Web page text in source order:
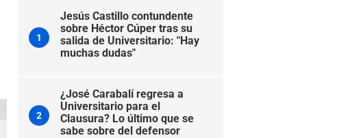
1
Jesús Castillo contundente
sobre Héctor Cúper tras su
salida de Universitario: "Hay
muchas dudas"
2
¿José Carabalí regresa a
Universitario para el
Clausura? Lo último que se
sabe sobre del defensor